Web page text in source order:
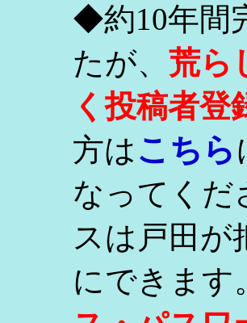
◆約10年間
たが、 荒ら
く投稿者
方はこちら
なってく
スは戸田が
にできます